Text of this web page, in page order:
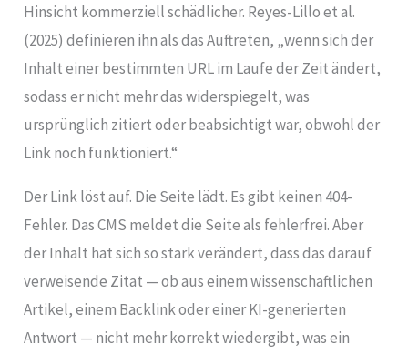
Hinsicht kommerziell schädlicher. Reyes-Lillo et al.
(2025) definieren ihn als das Auftreten, „wenn sich der
Inhalt einer bestimmten URL im Laufe der Zeit ändert,
sodass er nicht mehr das widerspiegelt, was
ursprünglich zitiert oder beabsichtigt war, obwohl der
Link noch funktioniert.“
Der Link löst auf. Die Seite lädt. Es gibt keinen 404-
Fehler. Das CMS meldet die Seite als fehlerfrei. Aber
der Inhalt hat sich so stark verändert, dass das darauf
verweisende Zitat — ob aus einem wissenschaftlichen
Artikel, einem Backlink oder einer KI-generierten
Antwort — nicht mehr korrekt wiedergibt, was ein